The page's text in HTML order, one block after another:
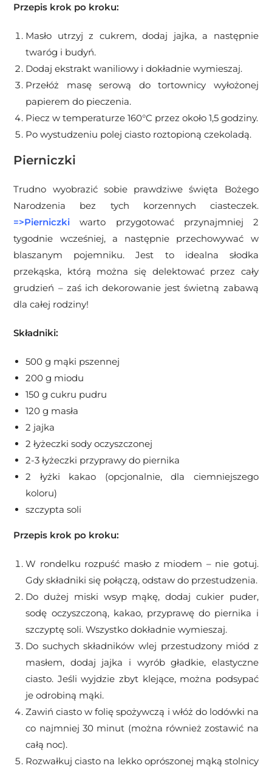
Przepis krok po kroku:
Masło utrzyj z cukrem, dodaj jajka, a następnie
twaróg i budyń.
Dodaj ekstrakt waniliowy i dokładnie wymieszaj.
Przełóż masę serową do tortownicy wyłożonej
papierem do pieczenia.
Piecz w temperaturze 160°C przez około 1,5 godziny.
Po wystudzeniu polej ciasto roztopioną czekoladą.
Pierniczki
Trudno wyobrazić sobie prawdziwe święta Bożego
Narodzenia bez tych korzennych ciasteczek.
=>Pierniczki warto przygotować przynajmniej 2
tygodnie wcześniej, a następnie przechowywać w
blaszanym pojemniku. Jest to idealna słodka
przekąska, którą można się delektować przez cały
grudzień – zaś ich dekorowanie jest świetną zabawą
dla całej rodziny!
Składniki:
500 g mąki pszennej
200 g miodu
150 g cukru pudru
120 g masła
2 jajka
2 łyżeczki sody oczyszczonej
2-3 łyżeczki przyprawy do piernika
2 łyżki kakao (opcjonalnie, dla ciemniejszego
koloru)
szczypta soli
Przepis krok po kroku:
W rondelku rozpuść masło z miodem – nie gotuj.
Gdy składniki się połączą, odstaw do przestudzenia.
Do dużej miski wsyp mąkę, dodaj cukier puder,
sodę oczyszczoną, kakao, przyprawę do piernika i
szczyptę soli. Wszystko dokładnie wymieszaj.
Do suchych składników wlej przestudzony miód z
masłem, dodaj jajka i wyrób gładkie, elastyczne
ciasto. Jeśli wyjdzie zbyt klejące, można podsypać
je odrobiną mąki.
Zawiń ciasto w folię spożywczą i włóż do lodówki na
co najmniej 30 minut (można również zostawić na
całą noc).
Rozwałkuj ciasto na lekko oprószonej mąką stolnicy